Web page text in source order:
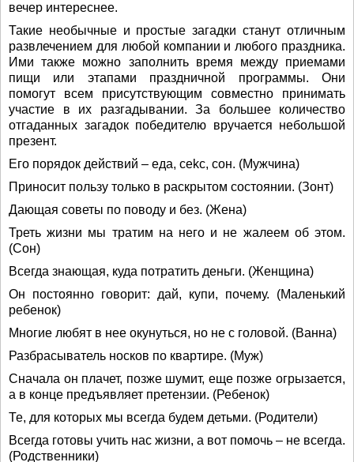
вечер интереснее.
Такие необычные и простые загадки станут отличным
развлечением для любой компании и любого праздника.
Ими также можно заполнить время между приемами
пищи или этапами праздничной программы. Они
помогут всем присутствующим совместно принимать
участие в их разгадывании. За большее количество
отгаданных загадок победителю вручается небольшой
презент.
Его порядок действий – еда, сеkc, сон. (Мужчина)
Приносит пользу только в раскрытом состоянии. (Зонт)
Дающая советы по поводу и без. (Жена)
Треть жизни мы тратим на него и не жалеем об этом.
(Сон)
Всегда знающая, куда потратить деньги. (Женщина)
Он постоянно говорит: дай, купи, почему. (Маленький
ребенок)
Многие любят в нее окунуться, но не с головой. (Ванна)
Разбрасыватель носков по квартире. (Муж)
Сначала он плачет, позже шумит, еще позже огрызается,
а в конце предъявляет претензии. (Ребенок)
Те, для которых мы всегда будем детьми. (Родители)
Всегда готовы учить нас жизни, а вот помочь – не всегда.
(Родственники)